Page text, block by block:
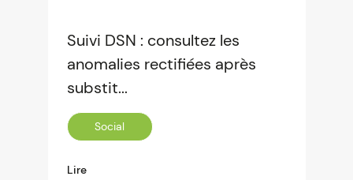
Suivi DSN : consultez les
anomalies rectifiées après
substit...
Social
Lire